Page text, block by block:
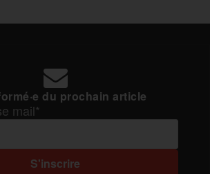
du prochain article
mail*